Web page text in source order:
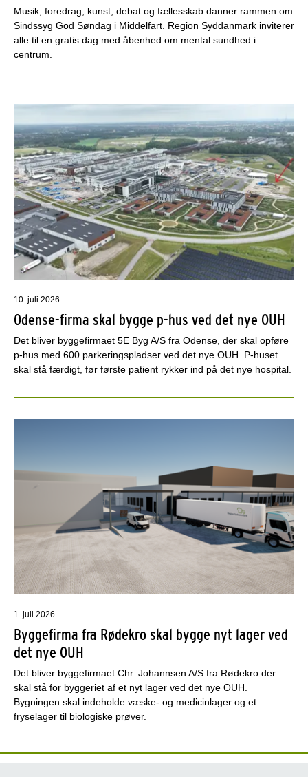
Musik, foredrag, kunst, debat og fællesskab danner rammen om
Sindssyg God Søndag i Middelfart. Region Syddanmark inviterer
alle til en gratis dag med åbenhed om mental sundhed i
centrum.
10. juli 2026
Odense-firma skal bygge p-hus ved det nye OUH
Det bliver byggefirmaet 5E Byg A/S fra Odense, der skal opføre
p-hus med 600 parkeringspladser ved det nye OUH. P-huset
skal stå færdigt, før første patient rykker ind på det nye hospital.
1. juli 2026
Byggefirma fra Rødekro skal bygge nyt lager ved
det nye OUH
Det bliver byggefirmaet Chr. Johannsen A/S fra Rødekro der
skal stå for byggeriet af et nyt lager ved det nye OUH.
Bygningen skal indeholde væske- og medicinlager og et
fryselager til biologiske prøver.